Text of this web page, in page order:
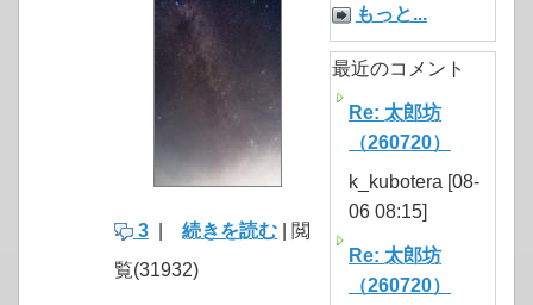
3 続きを読む | 閲
覧(31932)
もっと...
最近のコメント
Re: 太郎坊
（260720）
k_kubotera [08-
06 08:15]
Re: 太郎坊
（260720）